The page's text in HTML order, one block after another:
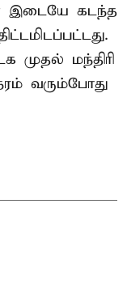
இடையே கடந்த
முதல் மந்திரி
வரும்போது